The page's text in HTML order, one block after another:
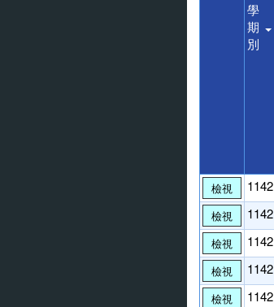
學
期
別
檢視 1142
檢視 1142
檢視 1142
檢視 1142
檢視 1142